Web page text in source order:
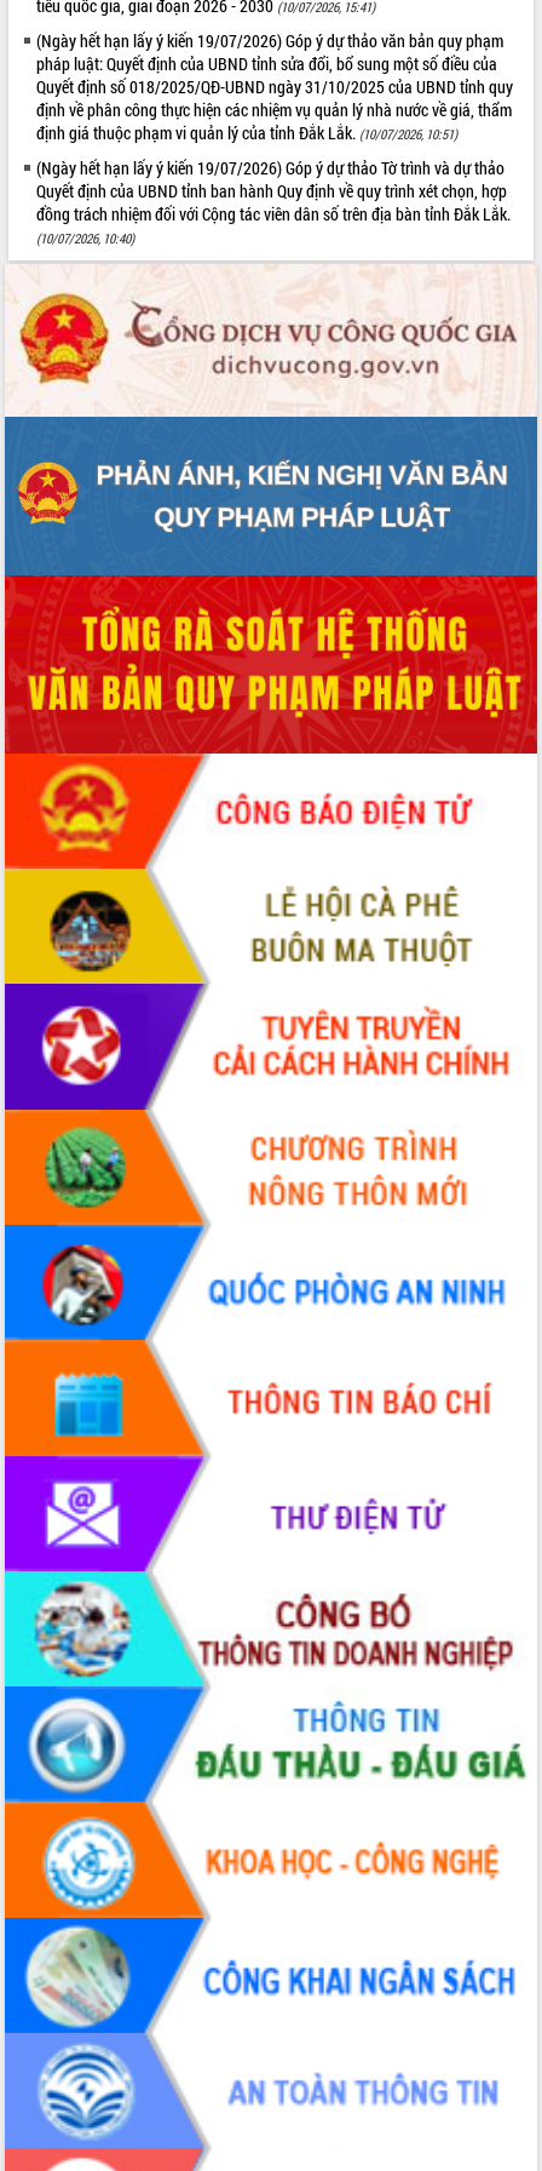
Tháo gỡ những vướng mắc, đẩy mạnh
công tác cải cách thủ tục hành chính
tại Trung tâm Phục vụ hành chính
công tỉnh
Đắk Lắk: Tôn vinh 46 giải pháp tại Hội
thi Sáng tạo Kỹ thuật 2024 - 2025
Đắk Lắk rà soát, điều chỉnh Đề án 190
về phát triển nuôi trồng thủy sản
Phó Chủ tịch UBND tỉnh Đắk Lắk
Trương Công Thái kiểm tra thực địa
Thuột
Định vị cà phê Việt Nam như một “di
sản sống” trong dòng chảy toàn cầu
Xây dựng nông thôn mới: Nâng cao đời
sống người dân từ những mô hình thiết
Quyết liệt tháo gỡ vướng mắc, đẩy
nhanh tiến độ các dự án trọng điểm
trong Khu kinh tế Nam Phú Yên
tồn biển
Lấy ý kiến điều chỉnh Quy hoạch tỉnh
Đắk Lắk thời kỳ 2021-2030, tầm nhìn
đến năm 2050
Phát động chiến dịch 30 ngày đêm
giải phóng mặt bằng Tuyến đường bộ
ven biển
Đắk Lắk nỗ lực thúc đẩy tăng trưởng
kinh tế từ 10% trở lên trong Quý
II/2026
Đắk Lắk ký kết thỏa thuận hợp tác về
chuyển đổi số giai đoạn 2026 – 2030
với Tập đoàn Bưu chính Viễn thông
Việt Nam
Thứ trưởng Bộ Y tế làm việc với tỉnh
Đắk Lắk về phát triển nhân lực y tế
Du lịch Đắk Lắk nâng tầm trải nghiệm
du khách thông qua Hệ thống cơ sở dữ
liệu và Bản đồ số
Tập huấn ứng dụng trí tuệ nhân tạo (AI)
trong thương mại điện tử năm 2026
Đoàn đại biểu Quốc hội tỉnh Đắk Lắk
trao đổi thông tin trước Kỳ họp thứ
nhất, Quốc hội khóa XVI
Quyết liệt cải cách hành chính, khơi
thông nguồn lực phát triển
Nâng cao hiệu lực, hiệu quả HĐND
tỉnh thông qua hiện đại hóa hành chính
Xã Ea Phê gắn cải cách hành chính với
chuyển đổi số
Phó Chủ tịch Thường trực UBND tỉnh
Hồ Thị Nguyên Thảo làm việc tại Trung
tâm Phục vụ hành chính công xã Ea
Xây dựng nền hành chính số đồng
hành cùng nông dân dân, doanh nghiệp
Giai đoạn 2026-2030, Đắk Lắk phấn
đấu có 77% xã đạt chuẩn nông thôn
mới
Chuyển đổi số 'mở đường' cho nông
nghiệp Đắk Lắk tăng trưởng bứt phá
Triển khai đồng bộ đo đạc, lập hồ sơ
địa chính, hoàn thiện cơ sở dữ liệu đất
đai
Ứng dụng sinh trắc học - Bước tiến
trong hành trình chuyển đổi số tại Đắk
Đắk Lắk nâng cao hiệu quả công tác
Đảng từ Sổ tay đảng viên điện tử
Đắk Lắk đẩy mạnh nuôi biển công
nghệ, hướng tới phát triển thủy sản
bền vững
Tập huấn nâng cao năng lực triển khai
chuyển đổi số cho cán bộ, công chức
cấp xã
Đắk Lắk phát động hưởng ứng Ngày
Quyền của người tiêu dùng Việt Nam
2026
Đẩy mạnh cải cách hành chính, quyết
tâm đạt được mục tiêu tăng trưởng
tiêu quốc gia, giai đoạn 2026 - 2030 (10/07/2026, 15:41)
(Ngày hết hạn lấy ý kiến 19/07/2026) Góp ý dự thảo văn bản quy phạm
pháp luật: Quyết định của UBND tỉnh sửa đổi, bổ sung một số điều của
Quyết định số 018/2025/QĐ-UBND ngày 31/10/2025 của UBND tỉnh quy
định về phân công thực hiện các nhiệm vụ quản lý nhà nước về giá, thẩm
định giá thuộc phạm vi quản lý của tỉnh Đắk Lắk. (10/07/2026, 10:51)
(Ngày hết hạn lấy ý kiến 19/07/2026) Góp ý dự thảo Tờ trình và dự thảo
Quyết định của UBND tỉnh ban hành Quy định về quy trình xét chọn, hợp
đồng trách nhiệm đối với Cộng tác viên dân số trên địa bàn tỉnh Đắk Lắk.
(10/07/2026, 10:40)